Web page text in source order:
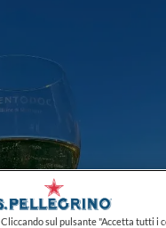
Cliccando sul pulsante "Accetta tutti i